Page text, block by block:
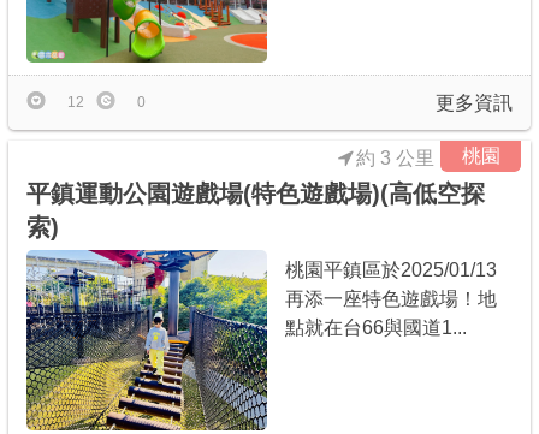
更多資訊
12 0
桃園
平鎮運動公園遊戲場(特色遊戲場)(高低空探
索)
約 3 公里
桃園平鎮區於2025/01/13
再添一座特色遊戲場！地
點就在台66與國道1...